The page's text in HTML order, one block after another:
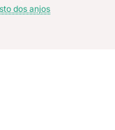
dos anjos